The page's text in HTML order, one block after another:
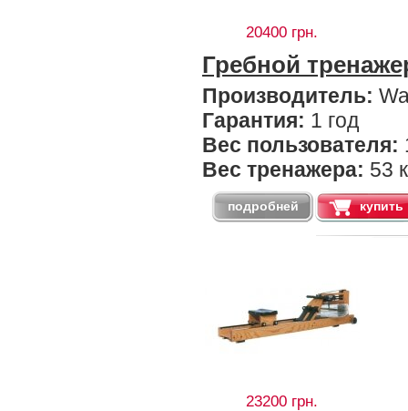
20400 грн.
Гребной
Производитель:
Гарантия: 1 год
Вес пользователя:
Вес тренажера: 53
подробней купить
23200 грн.